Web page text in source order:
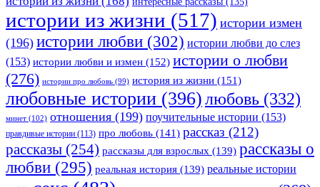
истории из жизни (517) истории измен
(196) истории любви (302) истории любви до слез
(153) истории любви и измен (152) истории о любви
(276) истории про любовь (99) история из жизни (151)
любовные истории (396)любовь (332)
минет (102) отношения (199) поучительные истории (153)
правдивые истории (113) про любовь (141) рассказ (212)
рассказы (254) рассказы для взрослых (139) рассказы о
любви (295) реальная история (139) реальные истории